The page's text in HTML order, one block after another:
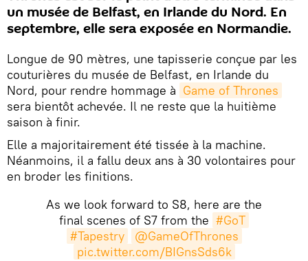
un musée de Belfast, en Irlande du Nord. En
septembre, elle sera exposée en Normandie.
Longue de 90 mètres, une tapisserie conçue par les
couturières du musée de Belfast, en Irlande du
Nord, pour rendre hommage à Game of Thrones
sera bientôt achevée. Il ne reste que la huitième
saison à finir.
Elle a majoritairement été tissée à la machine.
Néanmoins, il a fallu deux ans à 30 volontaires pour
en broder les finitions.
As we look forward to S8, here are the
final scenes of S7 from the #GoT
#Tapestry
@GameOfThrones
pic.twitter.com/BIGnsSds6k